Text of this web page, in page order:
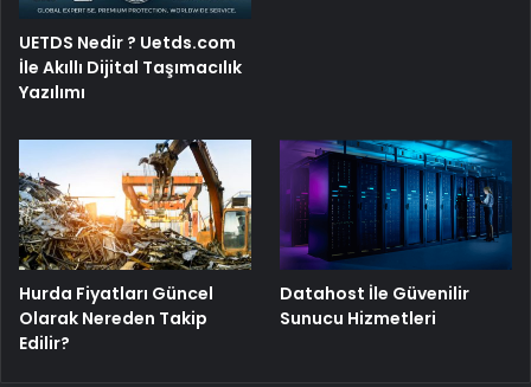
UETDS Nedir ? Uetds.com
İle Akıllı Dijital Taşımacılık
Yazılımı
Hurda Fiyatları Güncel
Olarak Nereden Takip
Edilir?
Datahost İle Güvenilir
Sunucu Hizmetleri